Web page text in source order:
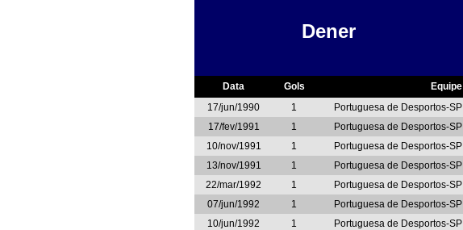
Dener
Data Gols Equipe
17/jun/1990
1 Portuguesa de Desportos-SP
17/fev/1991
1 Portuguesa de Desportos-SP
10/nov/1991
1 Portuguesa de Desportos-SP
13/nov/1991
1 Portuguesa de Desportos-SP
22/mar/1992
1 Portuguesa de Desportos-SP
07/jun/1992
1 Portuguesa de Desportos-SP
10/jun/1992
1 Portuguesa de Desportos-SP